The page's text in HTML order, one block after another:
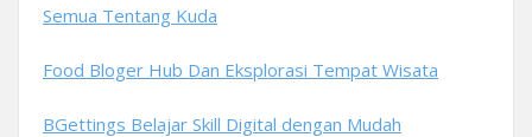
Semua Tentang Kuda
Food Bloger Hub Dan Eksplorasi Tempat Wisata
BGettings Belajar Skill Digital dengan Mudah